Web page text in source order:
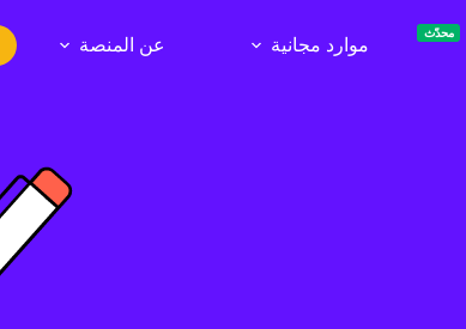
محدّث
موارد مجانية عن المنصة